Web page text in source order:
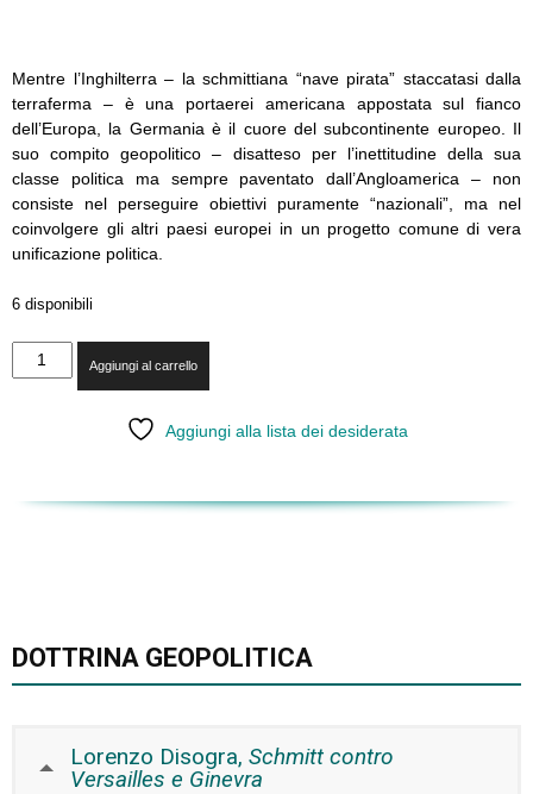
Mentre l’Inghilterra – la schmittiana “nave pirata” staccatasi dalla
terraferma – è una portaerei americana appostata sul fianco
dell’Europa, la Germania è il cuore del subcontinente europeo. Il
suo compito geopolitico – disatteso per l’inettitudine della sua
classe politica ma sempre paventato dall’Angloamerica – non
consiste nel perseguire obiettivi puramente “nazionali”, ma nel
coinvolgere gli altri paesi europei in un progetto comune di vera
unificazione politica.
6 disponibili
XLVII
-
quantità
Aggiungi al carrello
Aggiungi alla lista dei desiderata
DOTTRINA GEOPOLITICA
Lorenzo Disogra, Schmitt contro
Versailles e Ginevra